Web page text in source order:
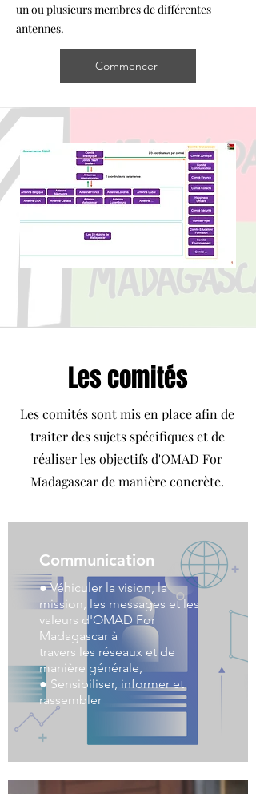
un ou plusieurs membres de différentes
antennes.
Commencer
Les comités
Les comités sont mis en place afin de
traiter des sujets spécifiques et de
réaliser les objectifs d'OMAD For
Madagascar de manière concrète.
Communication
● Véhiculer la vision, la
mission, les messages et les
valeurs d'OMAD For
Madagascar à
travers les réseaux et de
manière générale,
● Sensibiliser, informer et
rassembler